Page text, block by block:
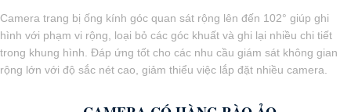
Camera trang bị ống kính góc quan sát rộng lên đến 102° giúp ghi
hình với phạm vi rộng, loại bỏ các góc khuất và ghi lại nhiều chi tiết
trong khung hình. Đáp ứng tốt cho các nhu cầu giám sát không gian
rộng lớn với độ sắc nét cao, giảm thiểu việc lắp đặt nhiều camera.